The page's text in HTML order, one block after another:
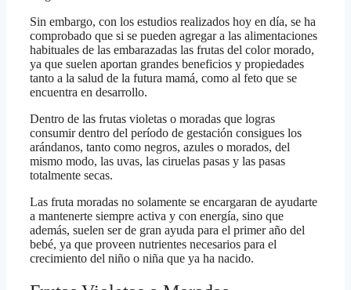
Sin embargo, con los estudios realizados hoy en día, se ha
comprobado que si se pueden agregar a las alimentaciones
habituales de las embarazadas las frutas del color morado,
ya que suelen aportan grandes beneficios y propiedades
tanto a la salud de la futura mamá, como al feto que se
encuentra en desarrollo.
Dentro de las frutas violetas o moradas que logras
consumir dentro del período de gestación consigues los
arándanos, tanto como negros, azules o morados, del
mismo modo, las uvas, las ciruelas pasas y las pasas
totalmente secas.
Las fruta moradas no solamente se encargaran de ayudarte
a mantenerte siempre activa y con energía, sino que
además, suelen ser de gran ayuda para el primer año del
bebé, ya que proveen nutrientes necesarios para el
crecimiento del niño o niña que ya ha nacido.